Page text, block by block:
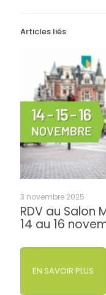
Articles liés
3 novembre 2025
RDV au Salon
14 au 16
EN SAVOIR PLUS